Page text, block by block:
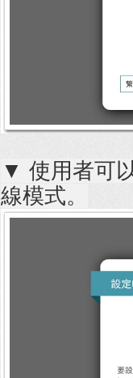
▼ 使用者可
線模式。